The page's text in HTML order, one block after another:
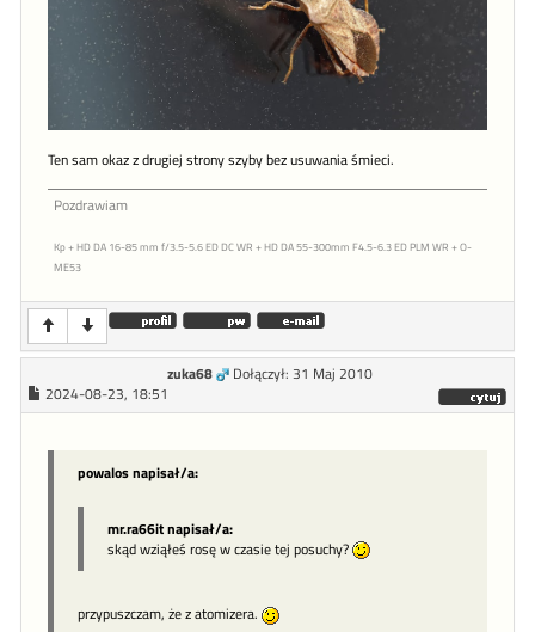
Ten sam okaz z drugiej strony szyby bez usuwania śmieci.
Pozdrawiam
Kp + HD DA 16-85 mm f/3.5-5.6 ED DC WR + HD DA 55-300mm F4.5-6.3 ED PLM WR + O-
ME53
zuka68
Dołączył: 31 Maj 2010
2024-08-23, 18:51
powalos napisał/a:
mr.ra66it napisał/a:
skąd wziąłeś rosę w czasie tej posuchy?
przypuszczam, że z atomizera.